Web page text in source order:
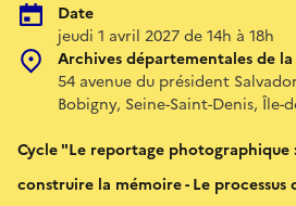
Date
jeudi 1 avril 2027 de 14h à 18h
Archives départementales de la
54 avenue du président
Bobigny, Seine-Saint-Denis, Île-
Cycle "Le reportage
construire la mémoire - Le processus